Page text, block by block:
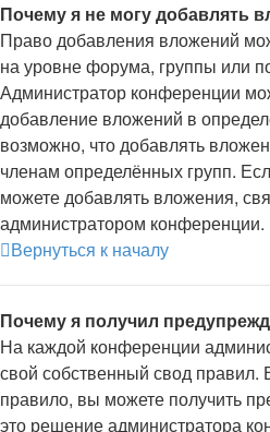
Почему я не могу добавлять
Право добавления вложений
на уровне форума, группы или
Администратор конференции
добавление вложений в
возможно, что добавлять
членам определённых групп.
можете добавлять вложения,
администратором конференции.
Вернуться к началу
Почему я получил
На каждой конференции
свой собственный свод
правило, вы можете получить
это решение администратора